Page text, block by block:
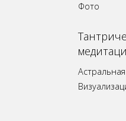
Фото